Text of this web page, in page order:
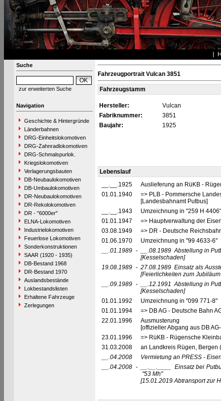
Suche
zur erweiterten Suche
Navigation
Geschichte & Hintergründe
Länderbahnen
DRG-Einheitslokomotiven
DRG-Zahnradlokomotiven
DRG-Schmalspurlok.
Kriegslokomotiven
Verlagerungsbauten
DB-Neubaulokomotiven
DB-Umbaulokomotiven
DR-Neubaulokomotiven
DR-Rekolokomotiven
DR - "6000er"
ELNA-Lokomotiven
Industrielokomotiven
Feuerlose Lokomotiven
Sonderkonstruktionen
SAAR (1920 - 1935)
DB-Bestand 1968
DR-Bestand 1970
Auslandsbestände
Lokbestandslisten
Erhaltene Fahrzeuge
Zerlegungen
Fahrzeugportrait Vulcan 3851
Fahrzeugstamm
Hersteller:
Vulcan
Fabriknummer:
3851
Baujahr:
1925
Lebenslauf
__.__.1925
Auslieferung an RüKB -
01.01.1940
=> PLB - Pommersche
[Landesbahnamt Putbus]
__.__.1943
Umzeichnung in "259 H
01.01.1947
=> Hauptverwaltung der
03.08.1949
=> DR - Deutsche
01.06.1970
Umzeichnung in "99 4633-6"
__.01.1989 - __.08.1989 Abstellung in
[Kesselschaden]
19.08.1989 - 27.08.1989 Einsatz als
[Feierlichkeiten zum
__.09.1989 - __.12.1991 Abstellung in
[Kesselschaden]
01.01.1992
Umzeichnung in "099 771-8"
01.01.1994
=> DB AG - Deutsche Bahn
22.01.1996
Ausmusterung
[offizieller Abgang aus DB
23.01.1996
=> RüKB - Rügensche
31.03.2008
an Landkreis Rügen,
__.04.2008
Vermietung an PRESS -
__.04.2008 - __.__.____
Einsatz bei
"53 Mh"
[15.01.2019 Abtransport zur